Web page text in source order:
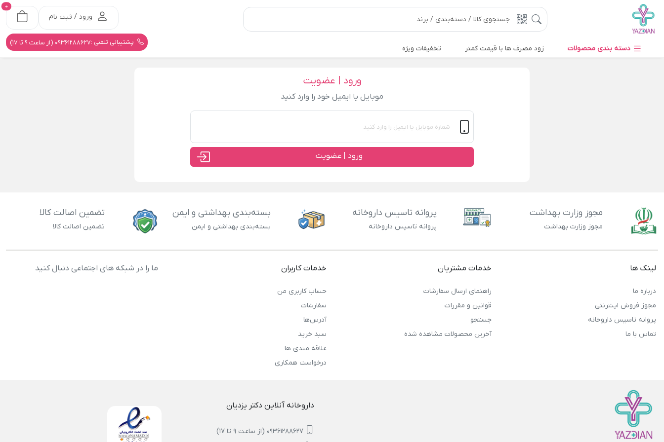
ورود / ثبت نام
0
پشتیبانی تلفنی :09361288627 (از ساعت 9 تا 17)
دسته بندی محصولات زود مصرف ها با قیمت کمتر تخفیفات ویژه
ورود | عضویت
موبایل یا ایمیل خود را وارد کنید
ورود | عضویت
مجوز وزارت بهداشت
مجوز وزارت بهداشت
پروانه تاسیس داروخانه
پروانه تاسیس داروخانه
بسته‌بندی بهداشتی و ایمن
بسته‌بندی بهداشتی و ایمن
تضمین اصالت کالا
تضمین اصالت کالا
لینک ها
درباره ما
مجوز فروش اینترنتی
پروانه تاسیس داروخانه
تماس با ما
خدمات مشتریان
راهنمای ارسال سفارشات
قوانین و مقررات
جستجو
آخرین محصولات مشاهده شده
خدمات کاربران
حساب کاربری من
سفارشات
آدرس‌ها
سبد خرید
علاقه مندی ها
درخواست همکاری
ما را در شبکه های اجتماعی دنبال کنید
داروخانه آنلاین دکتر یزدیان
09361288627 (از ساعت 9 تا 17)